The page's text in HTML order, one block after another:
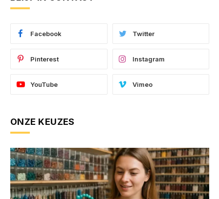
Facebook Twitter
Pinterest Instagram
YouTube Vimeo
ONZE KEUZES